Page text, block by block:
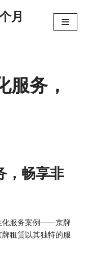
月
服务，
，畅享非
化服务案例——京牌
租赁以其独特的服